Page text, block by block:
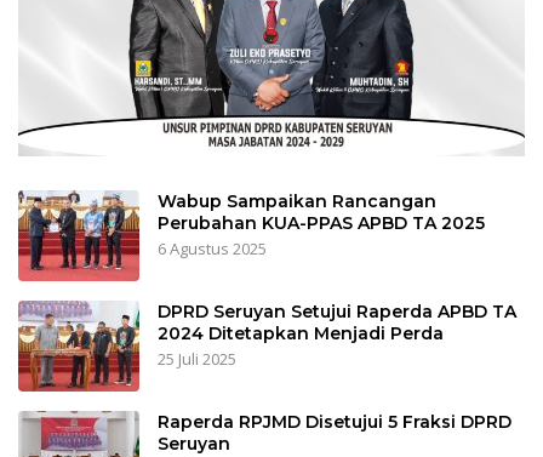
Wabup Sampaikan Rancangan
Perubahan KUA-PPAS APBD TA 2025
6 Agustus 2025
DPRD Seruyan Setujui Raperda APBD TA
2024 Ditetapkan Menjadi Perda
25 Juli 2025
Raperda RPJMD Disetujui 5 Fraksi DPRD
Seruyan